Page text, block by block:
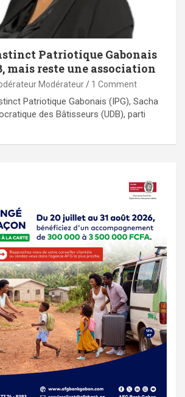
Patriotique Gabonais
mais reste une association
Modérateur 1 Comment
Patriotique Gabonais (IPG), Sacha
des Bâtisseurs (UDB), parti